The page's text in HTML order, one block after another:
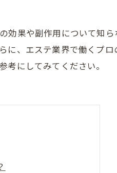
効果や副作用について知
に、エステ業界で働くプ
にしてみてください。